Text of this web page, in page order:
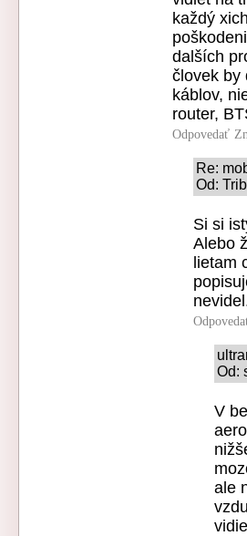
každý
dalších
človek by
káblov,
router,
Odpovedať
Re:
Od:
Si si
Alebo
lietam
Od:
V
ale